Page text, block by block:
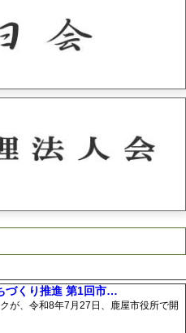
づくり推進 第1回市…
が、令和8年7月27日、鹿屋市役所で開